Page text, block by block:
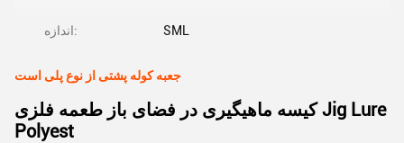
اندازه: SML
جعبه کوله پشتی از نوع پلی است
کیسه ماهیگیری در فضای باز طعمه فلزی Jig Lure
Polyest